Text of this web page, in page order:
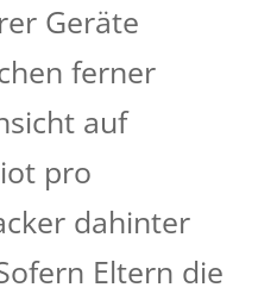
Geräte
ferner
auf
pro
dahinter
Eltern die